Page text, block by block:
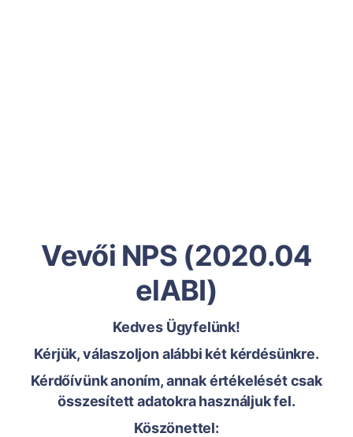
Vevői NPS (2020.04
elABI)
Kedves Ügyfelünk!
Kérjük, válaszoljon alábbi két kérdésünkre.
Kérdőívünk anoním, annak értékelését csak
összesített adatokra használjuk fel.
Köszönettel: